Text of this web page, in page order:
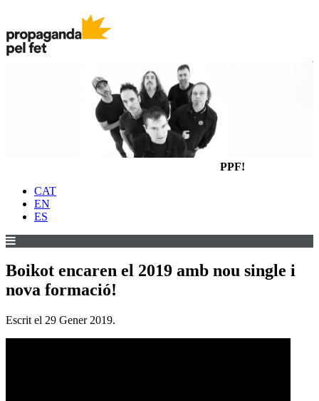
PPF!
CAT
EN
ES
Boikot encaren el 2019 amb nou single i
nova formació!
Escrit el 29 Gener 2019.